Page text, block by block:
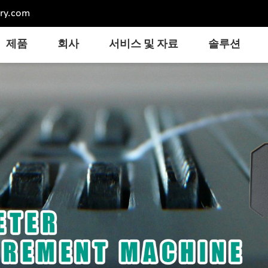
제품 회사 서비스 및 자료 솔루션